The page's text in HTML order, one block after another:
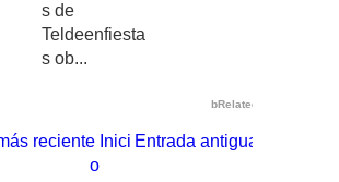
s de
Teldeenfiesta
s ob...
bRelated
reciente Entrada antigua
Inici
o